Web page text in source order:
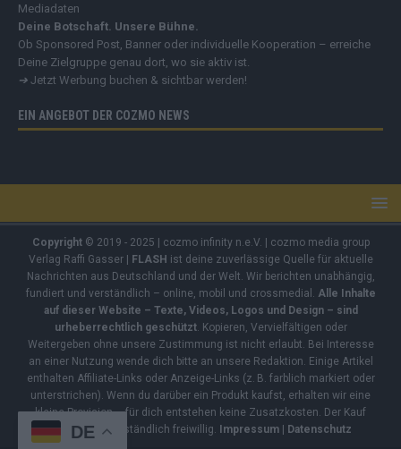
Mediadaten
Deine Botschaft. Unsere Bühne.
Ob Sponsored Post, Banner oder individuelle Kooperation – erreiche
Deine Zielgruppe genau dort, wo sie aktiv ist.
➔ Jetzt Werbung buchen & sichtbar werden!
EIN ANGEBOT DER COZMO NEWS
Copyright© 2019 - 2025 | cozmo infinity n.e.V. | cozmo media group
Verlag Raffi Gasser |
FLASH ist deine zuverlässige Quelle für aktuelle
Nachrichten aus Deutschland und der Welt. Wir berichten unabhängig,
fundiert und verständlich – online, mobil und crossmedial. Alle Inhalte
auf dieser Website – Texte, Videos, Logos und Design – sind
urheberrechtlich geschützt. Kopieren, Vervielfältigen oder
Weitergeben ohne unsere Zustimmung ist nicht erlaubt. Bei Interesse
an einer Nutzung wende dich bitte an unsere Redaktion. Einige Artikel
enthalten Affiliate-Links oder Anzeige-Links (z. B. farblich markiert oder
unterstrichen). Wenn du darüber ein Produkt kaufst, erhalten wir eine
kleine Provision – für dich entstehen keine Zusatzkosten. Der Kauf
bleibt selbstverständlich freiwillig.
Impressum Datenschutz
DE